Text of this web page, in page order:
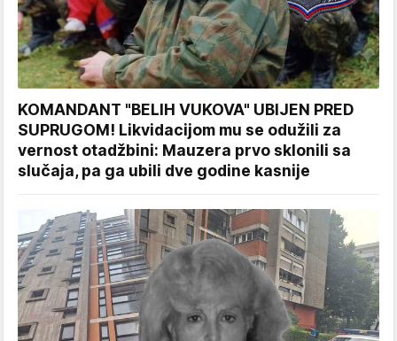
KOMANDANT "BELIH VUKOVA" UBIJEN PRED
SUPRUGOM! Likvidacijom mu se odužili za
vernost otadžbini: Mauzera prvo sklonili sa
slučaja, pa ga ubili dve godine kasnije